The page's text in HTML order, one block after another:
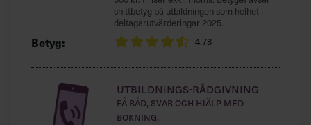
Chefakademin+
snittbetyg på utbildningen som helhet i
deltagarutvärderingar 2025.
Betyg: 4.78
Utbildnings-rådgivning
Få råd, svar och hjälp med
bokning.